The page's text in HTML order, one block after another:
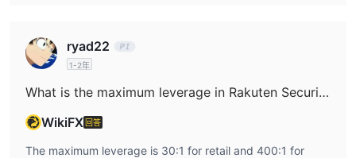
ryad22
1-2年
What is the maximum leverage in Rakuten Securities?
WikiFX 回答
The maximum leverage is 30:1 for retail and 400:1 for